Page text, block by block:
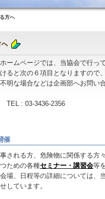
方へ
ームページでは、当協会で行っ
ると次の６項目となりますの
明な場合などは企画部へお問い
: 03-3436-2356
催
される方、危険物に関係する方
ための各種セミナー・講習会等
場、日程等の詳細については、
しています。